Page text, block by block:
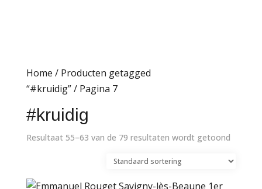
Home / Producten getagged
“#kruidig”/ Pagina 7
#kruidig
Resultaat 55–63 van de 79 resultaten wordt getoond